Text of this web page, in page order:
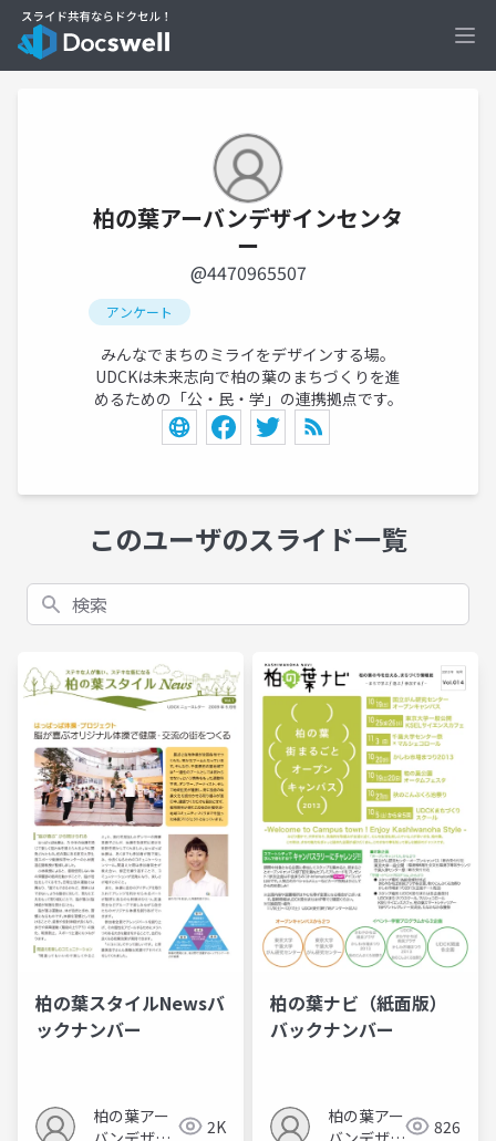
柏の葉アーバンデザインセンタ
ー
@4470965507
アンケート
みんなでまちのミライをデザインする場。
UDCKは未来志向で柏の葉のまちづくりを進
めるための「公・民・学」の連携拠点です。
このユーザのスライド一覧
検索
柏の葉スタイルNewsバ
ックナンバー
柏の葉アー
2K
柏の葉ナビ（紙面版）
バックナンバー
柏の葉アー
826